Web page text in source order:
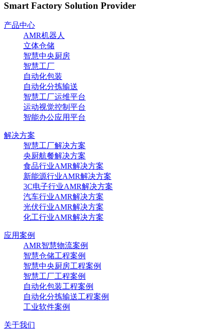
Smart Factory Solution Provider
产品中心
AMR机器人
立体仓储
智慧中央厨房
智慧工厂
自动化包装
自动化分拣输送
智慧工厂运维平台
运动视觉控制平台
智能办公应用平台
解决方案
智慧工厂解决方案
央厨航餐解决方案
食品行业AMR解决方案
新能源行业AMR解决方案
3C电子行业AMR解决方案
汽车行业AMR解决方案
光伏行业AMR解决方案
化工行业AMR解决方案
应用案例
AMR智慧物流案例
智慧仓储工程案例
智慧中央厨房工程案例
智慧工厂工程案例
自动化包装工程案例
自动化分拣输送工程案例
工业软件案例
关于我们